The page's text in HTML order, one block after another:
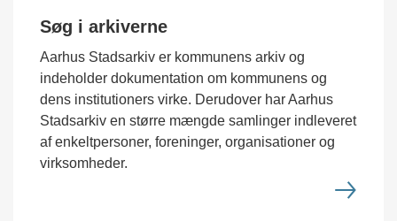
Søg i arkiverne
Aarhus Stadsarkiv er kommunens arkiv og
indeholder dokumentation om kommunens og
dens institutioners virke. Derudover har Aarhus
Stadsarkiv en større mængde samlinger indleveret
af enkeltpersoner, foreninger, organisationer og
virksomheder.